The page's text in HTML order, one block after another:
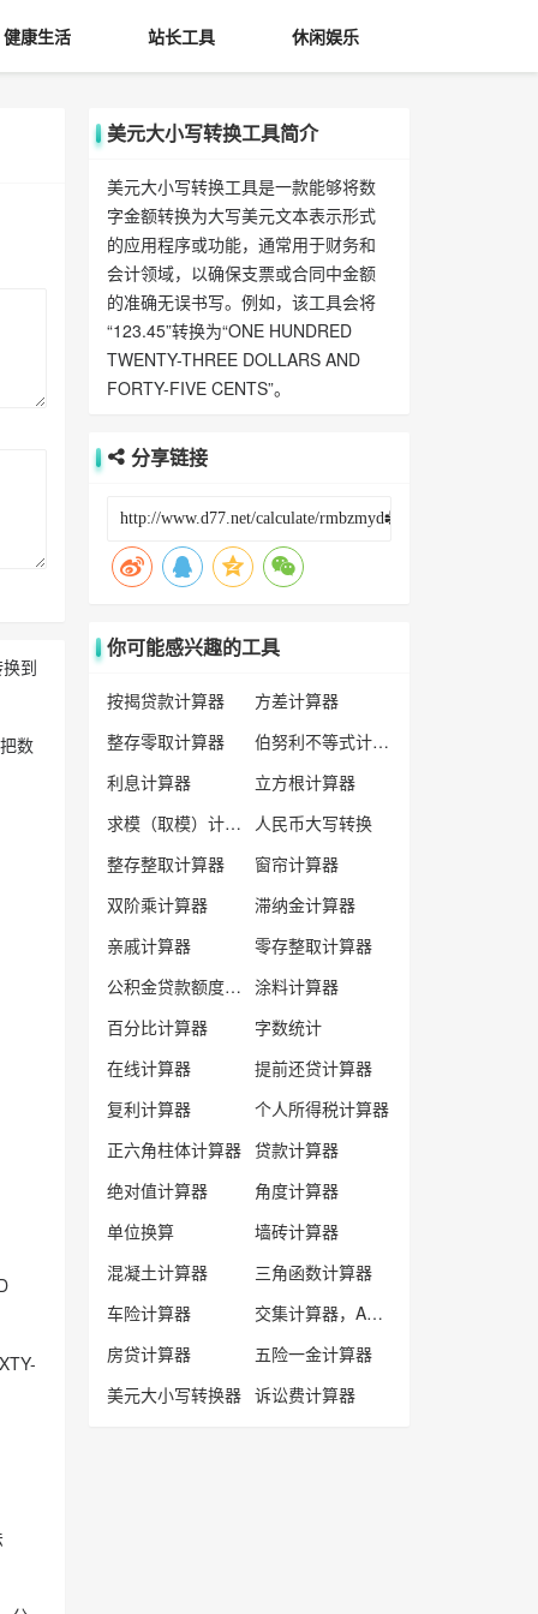
健康生活 站长工具 休闲娱乐
到
数
美元大小写转换工具简介
美元大小写转换工具是一款能够将数
字金额转换为大写美元文本表示形式
的应用程序或功能，通常用于财务和
会计领域，以确保支票或合同中金额
的准确无误书写。例如，该工具会将
“123.45”转换为“ONE HUNDRED
TWENTY-THREE DOLLARS AND
FORTY-FIVE CENTS”。
分享链接
你可能感兴趣的工具
按揭贷款计算器
方差计算器
整存零取计算器
伯努利不等式计算器
利息计算器
立方根计算器
求模（取模）计算器
人民币大写转换
整存整取计算器
窗帘计算器
双阶乘计算器
滞纳金计算器
亲戚计算器
零存整取计算器
公积金贷款额度计算器
涂料计算器
百分比计算器
字数统计
在线计算器
提前还贷计算器
复利计算器
个人所得税计算器
正六角柱体计算器 贷款计算器
绝对值计算器
角度计算器
单位换算
墙砖计算器
混凝土计算器
三角函数计算器
车险计算器
交集计算器，A∩B计算器
房贷计算器
五险一金计算器
美元大小写转换器 诉讼费计算器